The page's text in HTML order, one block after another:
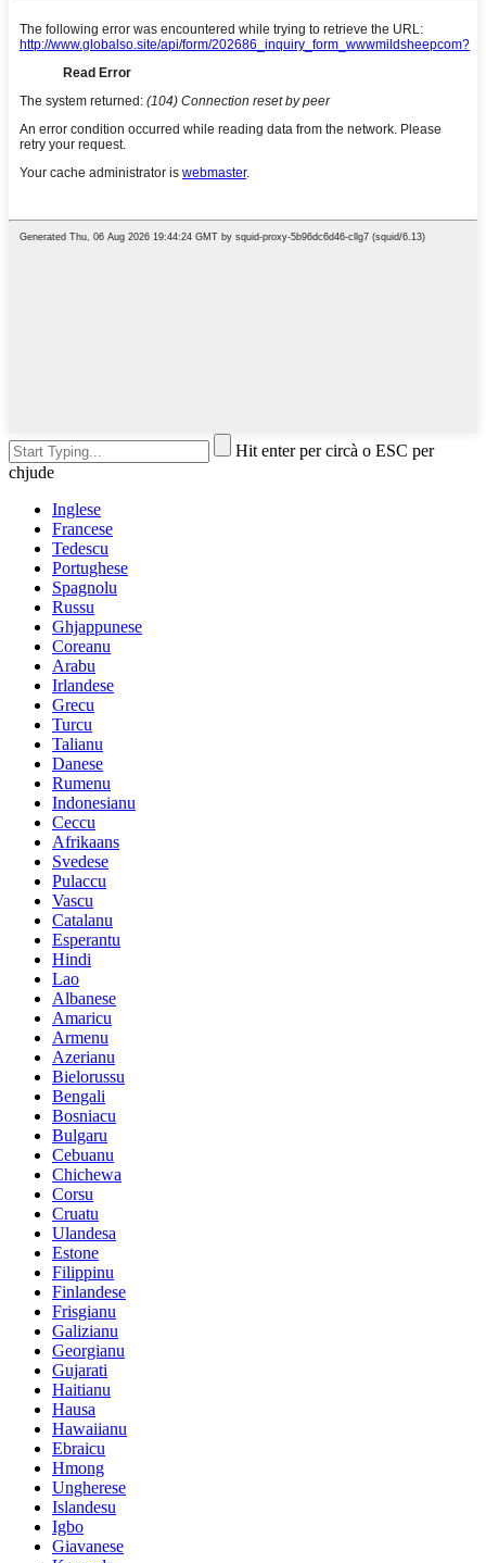
Hit enter per circà o ESC per
chjude
Inglese
Francese
Tedescu
Portughese
Spagnolu
Russu
Ghjappunese
Coreanu
Arabu
Irlandese
Grecu
Turcu
Talianu
Danese
Rumenu
Indonesianu
Ceccu
Afrikaans
Svedese
Pulaccu
Vascu
Catalanu
Esperantu
Hindi
Lao
Albanese
Amaricu
Armenu
Azerianu
Bielorussu
Bengali
Bosniacu
Bulgaru
Cebuanu
Chichewa
Corsu
Cruatu
Ulandesa
Estone
Filippinu
Finlandese
Frisgianu
Galizianu
Georgianu
Gujarati
Haitianu
Hausa
Hawaiianu
Ebraicu
Hmong
Ungherese
Islandesu
Igbo
Giavanese